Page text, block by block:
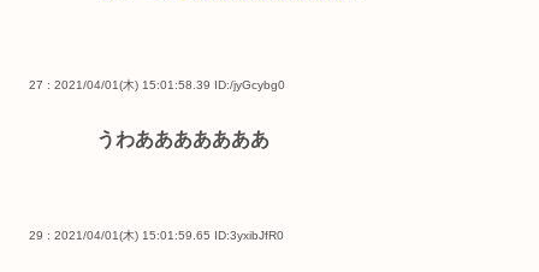
27 : 2021/04/01(木) 15:01:58.39 ID:/jyGcybg0
うわあああああああ
29 : 2021/04/01(木) 15:01:59.65 ID:3yxibJfR0